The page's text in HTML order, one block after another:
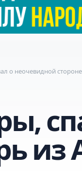
о неочевидной
из